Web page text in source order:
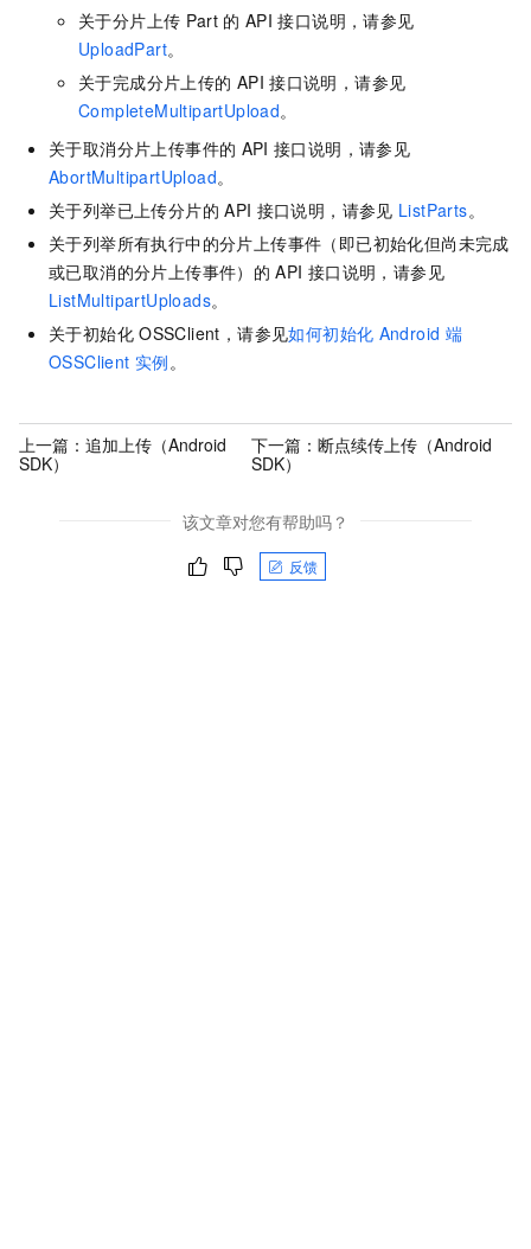
关于分片上传 Part 的 API 接口说明，请参见
UploadPart。
关于完成分片上传的 API 接口说明，请参见
CompleteMultipartUpload。
关于取消分片上传事件的 API 接口说明，请参见
AbortMultipartUpload。
关于列举已上传分片的 API 接口说明，请参见 ListParts。
关于列举所有执行中的分片上传事件（即已初始化但尚未完成
或已取消的分片上传事件）的 API 接口说明，请参见
ListMultipartUploads。
关于初始化 OSSClient，请参见如何初始化 Android 端
OSSClient 实例 。
上一篇： 追加上传（Android
SDK）
下一篇： 断点续传上传（Android
SDK）
该文章对您有帮助吗？
反馈